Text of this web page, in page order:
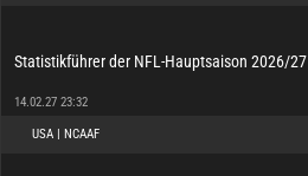
Statistikführer der NFL-Hauptsaison 2026/27
14.02.27 23:32
USA | NCAAF